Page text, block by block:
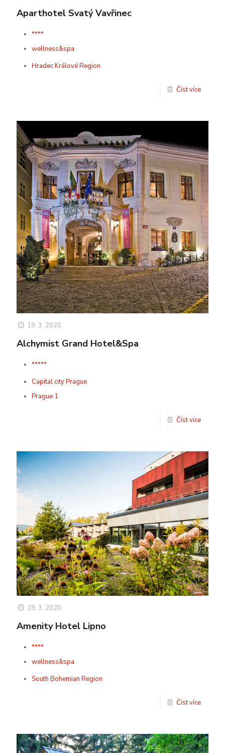
Aparthotel Svatý Vavřinec
****
wellness&spa
Hradec Králové Region
Číst více
19. 3. 2020
Alchymist Grand Hotel&Spa
*****
Capital city Prague
Prague 1
Číst více
19. 3. 2020
Amenity Hotel Lipno
****
wellness&spa
South Bohemian Region
Číst více